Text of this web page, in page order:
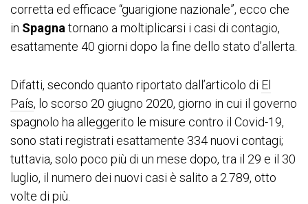
corretta ed efficace “guarigione nazionale”, ecco che
in Spagna tornano a moltiplicarsi i casi di contagio,
esattamente 40 giorni dopo la fine dello stato d’allerta.
Difatti, secondo quanto riportato dall’articolo di El
País, lo scorso 20 giugno 2020, giorno in cui il governo
spagnolo ha alleggerito le misure contro il Covid-19,
sono stati registrati esattamente 334 nuovi contagi;
tuttavia, solo poco più di un mese dopo, tra il 29 e il 30
luglio, il numero dei nuovi casi è salito a 2.789, otto
volte di più.